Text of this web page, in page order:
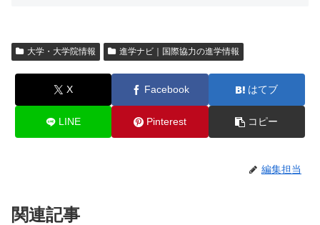
大学・大学院情報 進学ナビ｜国際協力の進学情報
X Facebook はてブ
LINE Pinterest コピー
編集担当
関連記事